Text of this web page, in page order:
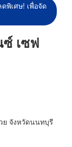
พิเศษ! เพื่อจัด
ซ์ เซฟ
ย จังหวัดนนทบุรี